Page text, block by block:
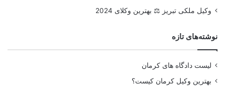
وکیل ملکی تبریز ⚖️ بهترین وکلای 2024
نوشته‌های تازه
لیست دادگاه های کرمان
بهترین وکیل کرمان کیست؟